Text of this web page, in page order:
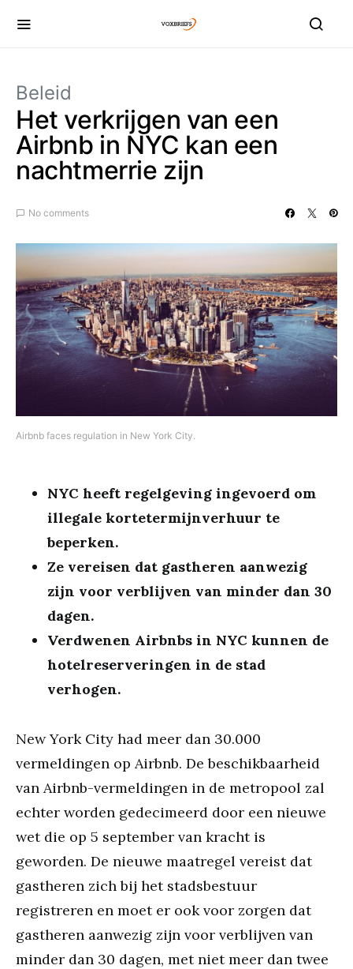
Beleid
Het verkrijgen van een
Airbnb in NYC kan een
nachtmerrie zijn
No comments
Airbnb faces regulation in New York City.
NYC heeft regelgeving ingevoerd om
illegale kortetermijnverhuur te
beperken.
Ze vereisen dat gastheren aanwezig
zijn voor verblijven van minder dan 30
dagen.
Verdwenen Airbnbs in NYC kunnen de
hotelreserveringen in de stad
verhogen.
New York City had meer dan 30.000
vermeldingen op Airbnb. De beschikbaarheid
van Airbnb-vermeldingen in de metropool zal
echter worden gedecimeerd door een nieuwe
wet die op 5 september van kracht is
geworden. De nieuwe maatregel vereist dat
gastheren zich bij het stadsbestuur
registreren en moet er ook voor zorgen dat
gastheren aanwezig zijn voor verblijven van
minder dan 30 dagen, met niet meer dan twee